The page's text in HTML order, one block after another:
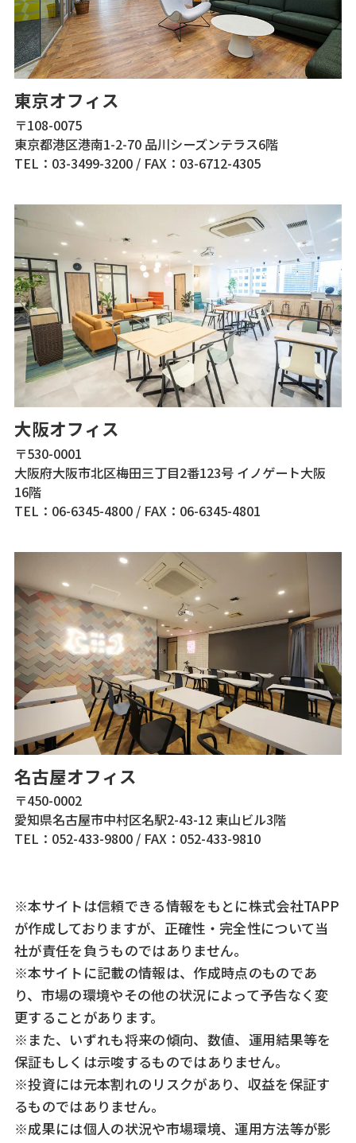
東京オフィス
〒108-0075
東京都港区港南1-2-70 品川シーズンテラス6階
TEL：03-3499-3200/ FAX：03-6712-4305
大阪オフィス
〒530-0001
大阪府大阪市北区梅田三丁目2番123号 イノゲート大阪
16階
TEL：06-6345-4800/ FAX：06-6345-4801
名古屋オフィス
〒450-0002
愛知県名古屋市中村区名駅2-43-12 東山ビル3階
TEL：052-433-9800/ FAX：052-433-9810
※本サイトは信頼できる情報をもとに株式会社TAPP
が作成しておりますが、正確性・完全性について当
社が責任を負うものではありません。
※本サイトに記載の情報は、作成時点のものであ
り、市場の環境やその他の状況によって予告なく変
更することがあります。
※また、いずれも将来の傾向、数値、運用結果等を
保証もしくは示唆するものではありません。
※投資には元本割れのリスクがあり、収益を保証す
るものではありません。
※成果には個人の状況や市場環境、運用方法等が影